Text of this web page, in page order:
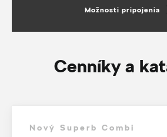
Možnosti pripojenia
Cenníky a
Nový Superb Combi